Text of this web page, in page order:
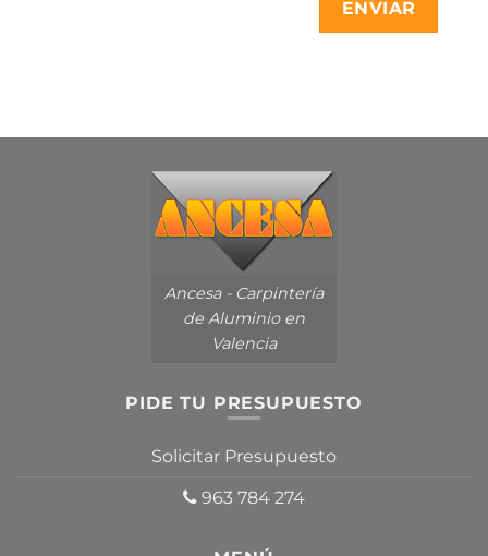
Ancesa - Carpintería
de Aluminio en
Valencia
PIDE TU PRESUPUESTO
Solicitar Presupuesto
963 784 274